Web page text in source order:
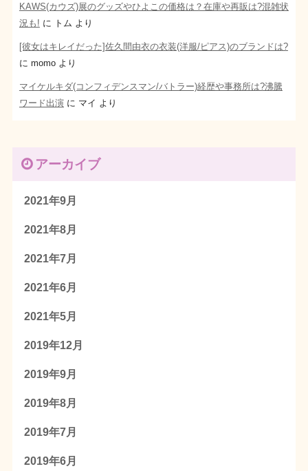
KAWS(カウズ)展のグッズやひよこの価格は？在庫や再販は?混雑状
況も! に トム より
[彼女はキレイだった]佐久間由衣の衣装(洋服/ピアス)のブランドは?
に momoより
マイケルキダ(コンフィデンスマン/バトラー)経歴や事務所は?沸騰
ワード出演に マイ より
アーカイブ
2021年9月
2021年8月
2021年7月
2021年6月
2021年5月
2019年12月
2019年9月
2019年8月
2019年7月
2019年6月